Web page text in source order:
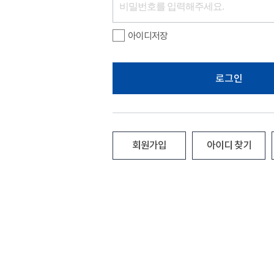
아이디저장
로그인
회원가입 아이디 찾기